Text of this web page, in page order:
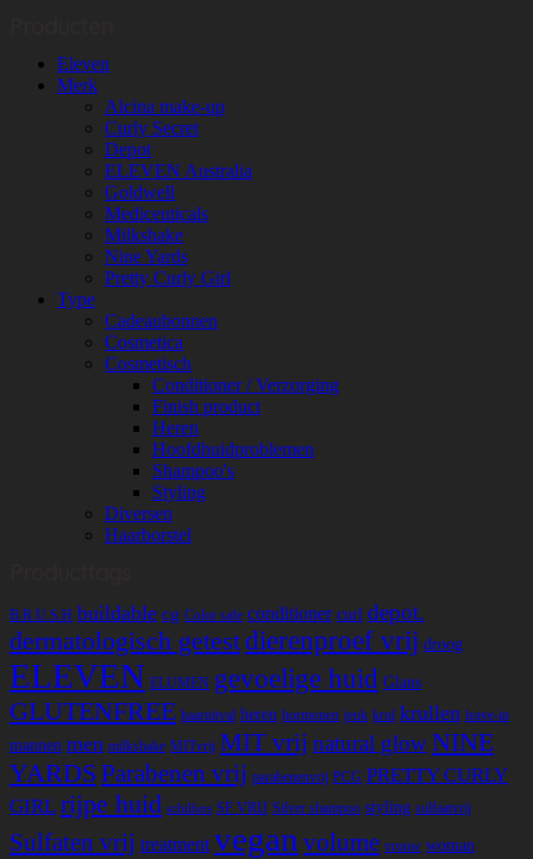
Eleven
Merk
Alcina make-up
Curly Secret
Depot
ELEVEN Australia
Goldwell
Mediceuticals
Milkshake
Nine Yards
Pretty Curly Girl
Type
Cadeaubonnen
Cosmetica
Cosmetisch
Conditioner / Verzorging
Finish product
Heren
Hoofdhuidproblemen
Shampoo's
Styling
Diversen
Haarborstel
B.R.U.S.H buildable cg Color safe conditioner curl depot.
dermatologisch getestdierenproef vrij droog
ELEVEN ELUMEN gevoelige huid Glans
GLUTENFREE haaruitval heren hormonen jeuk krul krullen leave-in
mannen men milkshake MITvrij MIT vrij natural glowNINE
YARDS Parabenen vrij parabenenvrij PCG PRETTY CURLY
GIRL rijpe huid schilfers SF VRIJ Silver shampoo styling sulfaatvrij
Sulfaten vrij treatment vegan volume vrouw woman